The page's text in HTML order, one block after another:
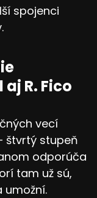
spojenci
R. Fico
vecí
štvrtý stupeň
odporúča
tam už sú,